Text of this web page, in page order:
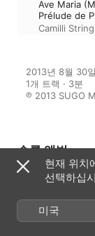
Ave Maria
Prélude de
Camilli
2013년 8월 30일
1개 트랙 · 3분
℗ 2013 SUGO
수록 앨범
현재 위치
선택하십
미국